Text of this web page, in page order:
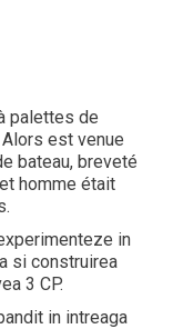
palettes de
est venue
bateau, breveté
homme était
in
si construirea
3 CP.
in intreaga